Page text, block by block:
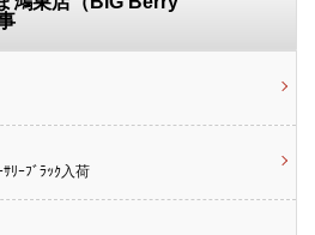
ﾘｰﾌﾞﾗｯｸ入荷